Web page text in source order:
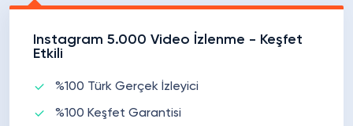
Instagram 5.000 Video İzlenme - Keşfet
Etkili
%100 Türk Gerçek İzleyici
%100 Keşfet Garantisi